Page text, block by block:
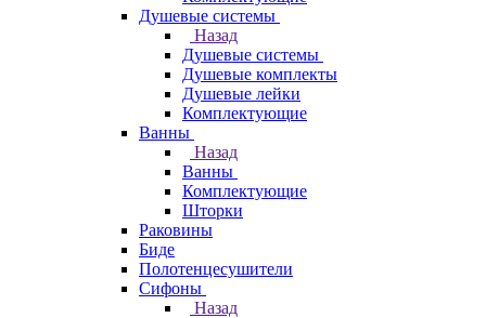
Душевые системы
Назад
Душевые системы
Душевые комплекты
Душевые лейки
Комплектующие
Ванны
Назад
Ванны
Комплектующие
Шторки
Раковины
Биде
Полотенцесушители
Сифоны
Назад